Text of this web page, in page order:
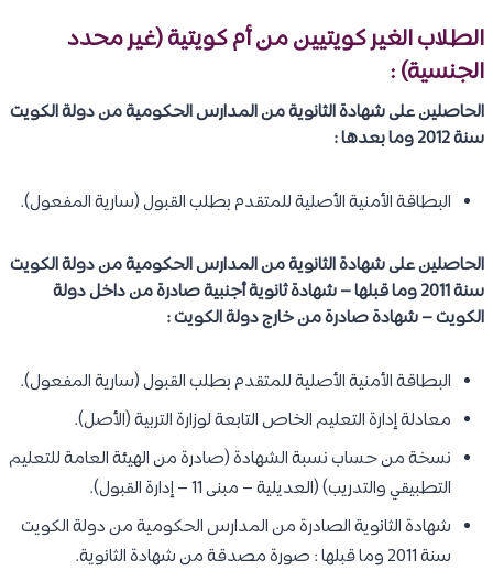
الطلاب الغير كويتيين من أم كويتية (غير محدد
الجنسية) :
الحاصلين على شهادة الثانوية من المدارس الحكومية من دولة الكويت
سنة 2012 وما بعدها :
البطاقة الأمنية الأصلية للمتقدم بطلب القبول (سارية المفعول).
الحاصلين على شهادة الثانوية من المدارس الحكومية من دولة الكويت
سنة 2011 وما قبلها – شهادة ثانوية أجنبية صادرة من داخل دولة
الكويت – شهادة صادرة من خارج دولة الكويت :
البطاقة الأمنية الأصلية للمتقدم بطلب القبول (سارية المفعول).
معادلة إدارة التعليم الخاص التابعة لوزارة التربية (الأصل).
نسخة من حساب نسبة الشهادة (صادرة من الهيئة العامة للتعليم
التطبيقي والتدريب) (العديلية – مبنى 11 – إدارة القبول).
شهادة الثانوية الصادرة من المدارس الحكومية من دولة الكويت
سنة 2011 وما قبلها : صورة مصدقة من شهادة الثانوية.